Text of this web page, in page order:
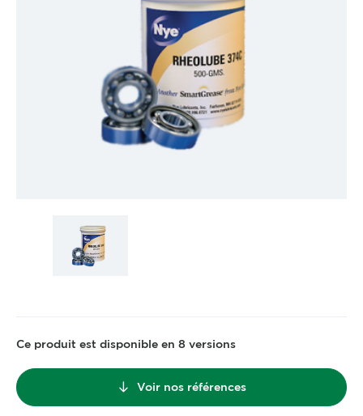
Ce produit est disponible en 8 versions
Voir nos références